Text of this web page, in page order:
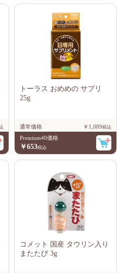
トーラス おめめの サプリ
25g
通常価格
￥1,089
Premium40価格
￥653
コメット 国産 タウリン入り
またたび 3g